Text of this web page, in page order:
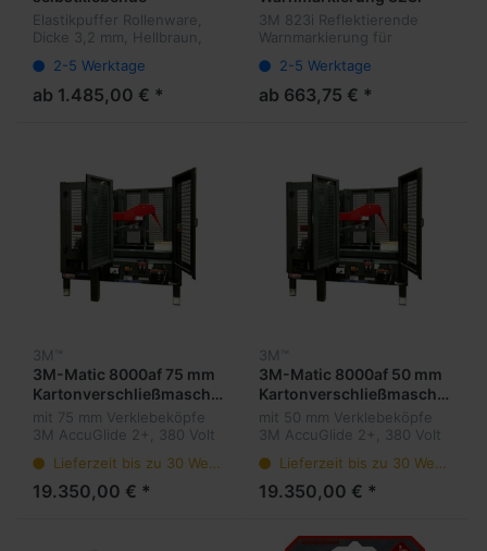
Elastikpuffer
Elastikpuffer Rollenware,
Dicke 3,2 mm, Hellbraun,
2-5 Werktage
ab 1.485,00 € *
3M 823i Reflektierende
Warnmarkierung für
2-5 Werktage
ab 663,75 € *
3M™
3M-Matic 8000af 75 mm
Kartonverschließmaschine
mit 75 mm Verklebeköpfe
3M AccuGlide 2+, 380 Volt
Lieferzeit bis zu 30 Werktage
19.350,00 € *
3M™
3M-Matic 8000af 50 mm
Kartonverschließmaschine
mit 50 mm Verklebeköpfe
3M AccuGlide 2+, 380 Volt
Lieferzeit bis zu 30 Werktage
19.350,00 € *